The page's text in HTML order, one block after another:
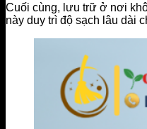
Cuối cùng, lưu trữ ở nơi
này duy trì độ sạch lâu dài